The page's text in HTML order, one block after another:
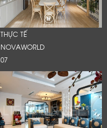
THỰC TẾ
NOVAWORLD
07